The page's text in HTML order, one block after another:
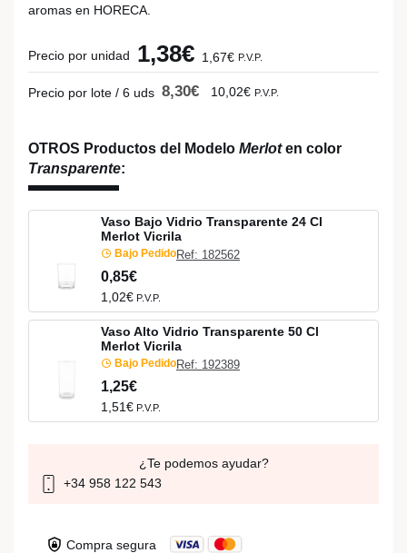
aromas en HORECA.
Precio por unidad 1,38€ 1,67€ P.V.P.
Precio por lote / 6 uds 8,30€ 10,02€ P.V.P.
OTROS Productos del Modelo Merloten color
Transparente:
Vaso Bajo Vidrio Transparente 24 Cl
Merlot Vicrila
Bajo PedidoRef: 182562
0,85€
1,02€ P.V.P.
Vaso Alto Vidrio Transparente 50 Cl
Merlot Vicrila
Bajo PedidoRef: 192389
1,25€
1,51€ P.V.P.
¿Te podemos ayudar?
+34 958 122 543
Compra segura